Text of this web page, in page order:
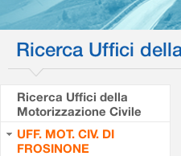
Ricerca Uffici
Ricerca Uffici della
Motorizzazione Civile
UFF. MOT. CIV. DI
FROSINONE